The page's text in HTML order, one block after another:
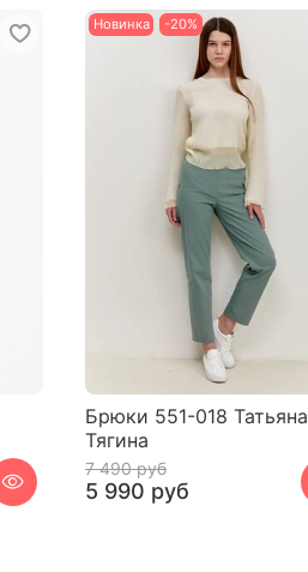
Новинка -20%
Брюки 551-018 Татьяна
Тягина
7 490 руб
5 990 руб